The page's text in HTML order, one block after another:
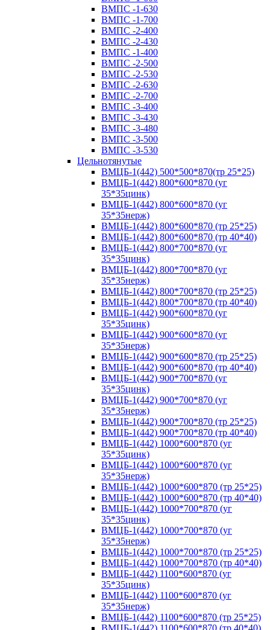
ВМПС -1-630
ВМПС -1-700
ВМПС -2-400
ВМПС -2-430
ВМПС -1-400
ВМПС -2-500
ВМПС -2-530
ВМПС -2-630
ВМПС -2-700
ВМПС -3-400
ВМПС -3-430
ВМПС -3-480
ВМПС -3-500
ВМПС -3-530
Цельнотянутые
ВМЦБ-1(442) 500*500*870(тр 25*25)
ВМЦБ-1(442) 800*600*870 (уг
35*35цинк)
ВМЦБ-1(442) 800*600*870 (уг
35*35нерж)
ВМЦБ-1(442) 800*600*870 (тр 25*25)
ВМЦБ-1(442) 800*600*870 (тр 40*40)
ВМЦБ-1(442) 800*700*870 (уг
35*35цинк)
ВМЦБ-1(442) 800*700*870 (уг
35*35нерж)
ВМЦБ-1(442) 800*700*870 (тр 25*25)
ВМЦБ-1(442) 800*700*870 (тр 40*40)
ВМЦБ-1(442) 900*600*870 (уг
35*35цинк)
ВМЦБ-1(442) 900*600*870 (уг
35*35нерж)
ВМЦБ-1(442) 900*600*870 (тр 25*25)
ВМЦБ-1(442) 900*600*870 (тр 40*40)
ВМЦБ-1(442) 900*700*870 (уг
35*35цинк)
ВМЦБ-1(442) 900*700*870 (уг
35*35нерж)
ВМЦБ-1(442) 900*700*870 (тр 25*25)
ВМЦБ-1(442) 900*700*870 (тр 40*40)
ВМЦБ-1(442) 1000*600*870 (уг
35*35цинк)
ВМЦБ-1(442) 1000*600*870 (уг
35*35нерж)
ВМЦБ-1(442) 1000*600*870 (тр 25*25)
ВМЦБ-1(442) 1000*600*870 (тр 40*40)
ВМЦБ-1(442) 1000*700*870 (уг
35*35цинк)
ВМЦБ-1(442) 1000*700*870 (уг
35*35нерж)
ВМЦБ-1(442) 1000*700*870 (тр 25*25)
ВМЦБ-1(442) 1000*700*870 (тр 40*40)
ВМЦБ-1(442) 1100*600*870 (уг
35*35цинк)
ВМЦБ-1(442) 1100*600*870 (уг
35*35нерж)
ВМЦБ-1(442) 1100*600*870 (тр 25*25)
ВМЦБ-1(442) 1100*600*870 (тр 40*40)